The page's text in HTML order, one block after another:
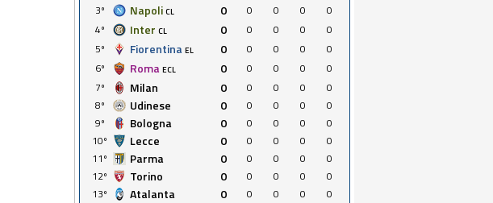
3º
Napoli CL 0 0 0 0
0
4º
Inter CL 0 0 0 0
0
5º
Fiorentina EL 0 0 0 0
0
6º
Roma ECL 0 0 0 0
0
7º
Milan 0 0 0 0
0
8º
Udinese 0 0 0 0
0
9º
Bologna 0 0 0 0
0
10º
Lecce 0 0 0 0
0
11º
Parma 0 0 0 0
0
12º
Torino 0 0 0 0
0
13º
Atalanta 0 0 0 0
0